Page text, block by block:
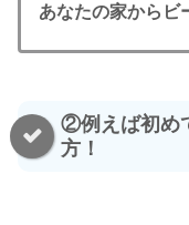
あなたの家からビ
②例えば初め
方！